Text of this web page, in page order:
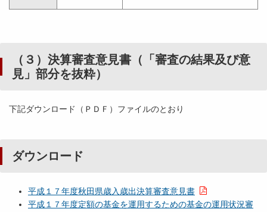
（３）決算審査意見書（「審査の結果及び意
見」部分を抜粋）
下記ダウンロード（ＰＤＦ）ファイルのとおり
ダウンロード
平成１７年度秋田県歳入歳出決算審査意見書
平成１７年度定額の基金を運用するための基金の運用状況審